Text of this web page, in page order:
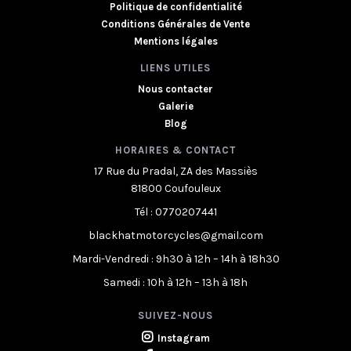
Politique de confidentialité
Conditions Générales de Vente
Mentions légales
LIENS UTILES
Nous contacter
Galerie
Blog
HORAIRES & CONTACT
17 Rue du Pradal, ZA des Massiès
81800 Coufouleux
Tél : 0770207441
blackhatmotorcycles@gmail.com
Mardi-Vendredi : 9h30 à 12h – 14h à 18h30
Samedi : 10h à 12h – 13h à 18h
SUIVEZ-NOUS
Instagram